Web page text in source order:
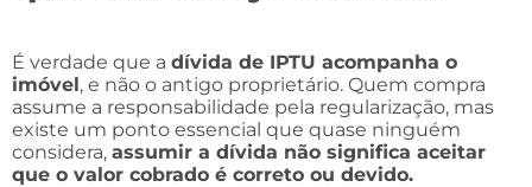
É verdade que a dívida de IPTU acompanha o
imóvel, e não o antigo proprietário. Quem compra
assume a responsabilidade pela regularização, mas
existe um ponto essencial que quase ninguém
considera, assumir a dívida não significa aceitar
que o valor cobrado é correto ou devido.